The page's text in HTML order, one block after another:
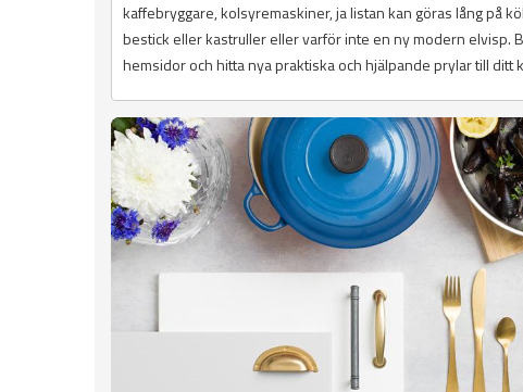
kaffebryggare, kolsyremaskiner, ja listan kan göras lång på
bestick eller kastruller eller varför inte en ny modern elvisp.
hemsidor och hitta nya praktiska och hjälpande prylar till ditt